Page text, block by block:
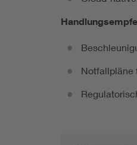
Notfallpläne